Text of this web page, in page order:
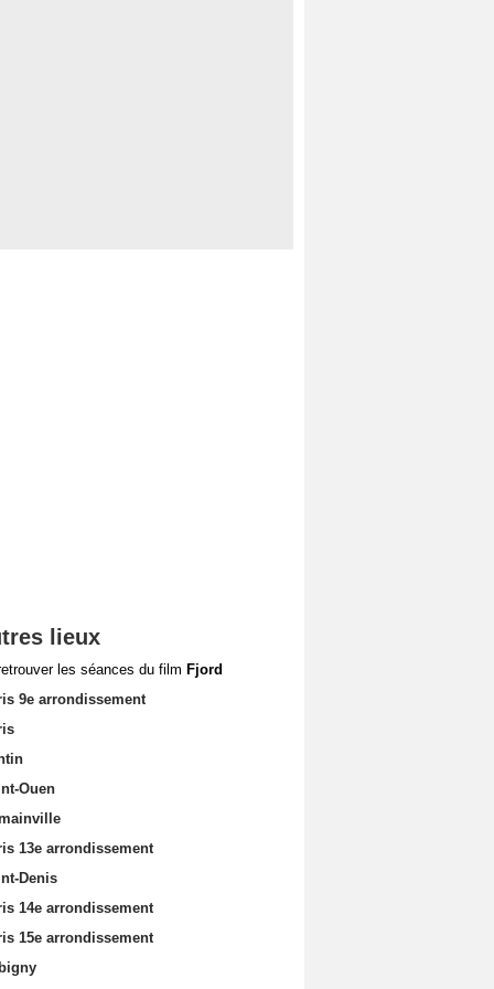
lieux
les séances du film Fjord
9e arrondissement
Ouen
13e arrondissement
Denis
14e arrondissement
15e arrondissement